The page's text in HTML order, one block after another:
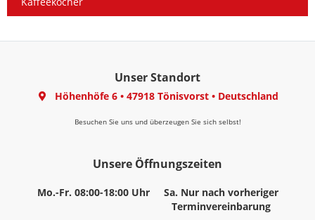
Unser Standort
Höhenhöfe 6• 47918 Tönisvorst• Deutschland
Besuchen Sie uns und überzeugen Sie sich selbst!
Unsere Öffnungszeiten
Mo.-Fr. 08:00-18:00 Uhr
Sa. Nur nach vorheriger
Terminvereinbarung